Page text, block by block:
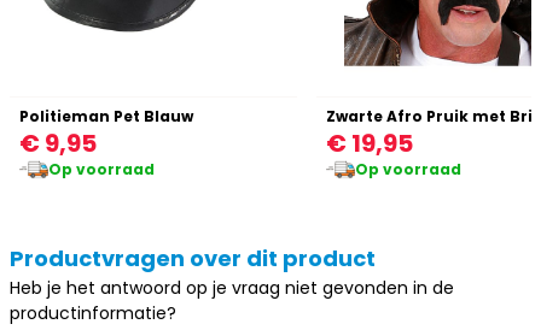
Politieman Pet Blauw
€ 9,95
Op voorraad
€ 19,95
Op voorraad
Productvragen over dit product
Heb je het antwoord op je vraag niet gevonden in de
productinformatie?